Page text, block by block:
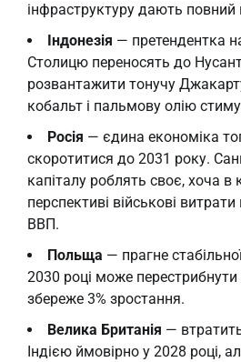
інфраструктуру дають повний
Індонезія — претендентка
Столицю переносять до
розвантажити тонучу
кобальт і пальмову олію
Росія — єдина економіка
скоротитися до 2031 року.
капіталу роблять своє, хоча в
перспективі військові
ВВП.
Польща — прагне
2030 році може
збереже 3% зростання.
Велика Британія —
Індією ймовірно у 2028 році,